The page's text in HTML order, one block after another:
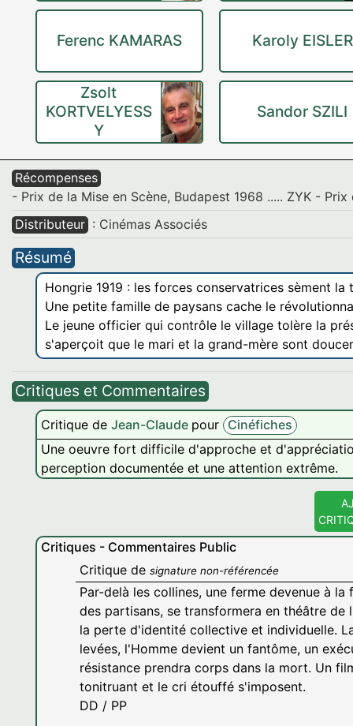
Ferenc KAMARAS Karoly EISLER
Zsolt
KORTVELYESS
Y
Sandor SZILI
Récompenses
- Prix de la Mise en Scène, Budapest 1968 ..... ZYK - Prix
Distributeur : Cinémas Associés
Résumé
Hongrie 1919 : les forces conservatrices sèment
Une petite famille de paysans cache le
Le jeune officier qui contrôle le village tolère la
s'aperçoit que le mari et la grand-mère sont
Critiques et Commentaires
Critique de Jean-Claude pour Cinéfiches
Une oeuvre fort difficile d'approche et
perception documentée et une attention extrême.
Critiques - Commentaires Public
Critique de signature non-référencée
Par-delà les collines, une ferme devenue à
des partisans, se transformera en théâtre
la perte d'identité collective et individuelle.
levées, l'Homme devient un fantôme, un
résistance prendra corps dans la mort. Un
tonitruant et le cri étouffé s'imposent.
DD / PP